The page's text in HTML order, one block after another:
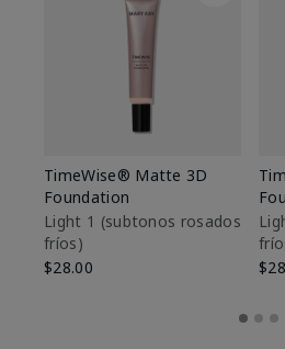
TimeWise® Matte 3D
Foundation
Light 1​ (subtonos rosados
fríos)
$28.00